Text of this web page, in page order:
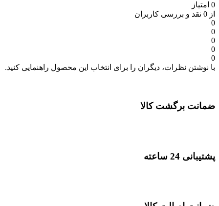
0 امتیاز
از 0 نقد و بررسی کاربران
0
0
0
0
0
با نوشتن نظرات، دیگران را برای انتخاب این محصول راهنمایی کنید.
ضمانت برگشت کالا
پشتیبانی 24 ساعته